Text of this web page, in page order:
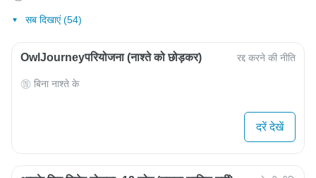
सब दिखाएं (54)
OwlJourneyपरियोजना (नाश्ते को छोड़कर) रद्द करने की नीति
बिना नाश्ते के
दरें देखें